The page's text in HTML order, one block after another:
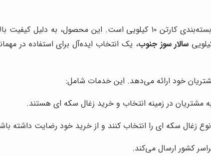
با بسته‌بندی کارتن ۱۰ کیلویی است. این محصول، به
سالار سوز جنوب، یک انتخاب ایده‌آل برای استفاده در
خود ارائه می‌دهد. این خدمات شامل:
به مشتریان در زمینه انتخاب و خرید زغال سکه ای هستند.
زغال سکه ای را انتخاب کنند و از خرید خود رضایت داشته
کشور ارسال می‌کند.